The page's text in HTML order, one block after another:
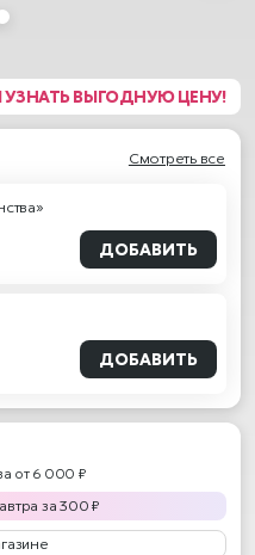
УЗНАТЬ ВЫГОДНУЮ ЦЕНУ!
Смотреть все
ДОБАВИТЬ
ДОБАВИТЬ
от 6 000 ₽
за300 ₽